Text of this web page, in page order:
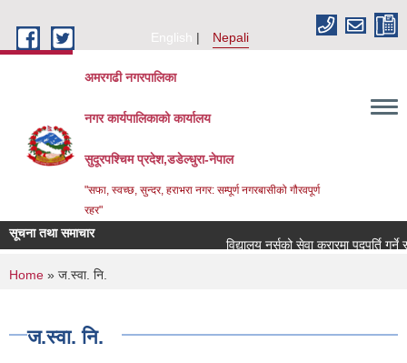
English
Nepali
अमरगढी नगरपालिका
नगर कार्यपालिकाको कार्यालय
सुदूरपश्चिम प्रदेश,डडेल्धुरा-नेपाल
"सफा, स्वच्छ, सुन्दर, हराभरा नगर: सम्पूर्ण नगरबासीको गौरवपूर्ण
रहर"
सूचना तथा समाचार
विद्यालय नर्सको सेवा करारमा पदपूर्ति गर्ने
You are here
Home » ज.स्वा. नि.
ज.स्वा. नि.